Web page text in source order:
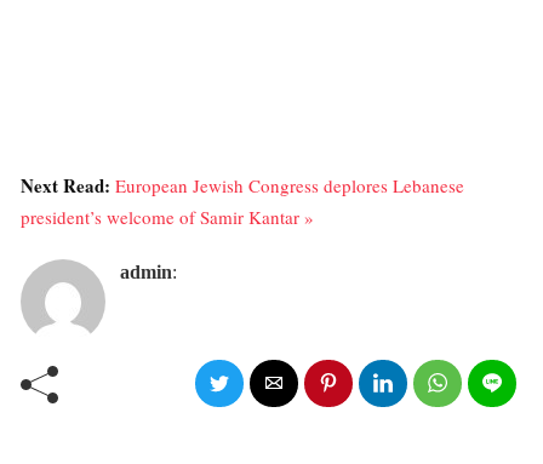
Next Read: European Jewish Congress deplores Lebanese
president’s welcome of Samir Kantar »
admin: